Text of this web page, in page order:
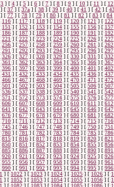
3 ] [4] [5 ] [6 ] [7 ] [8 ] [9 ] [ 10 ] [11 ] [12
[37 ] [37а] [38] [ 39] [40] [41 ] [42 ] [
] [77 ] [ 78 ] [ 79] [ 80 ] [81 ] [ 82 ] [83] [ 84
116] [ 117] [ 118 ] [ 119 ] [ 120] [ 121] [ 122
151] [ 152] [153] [ 154] [155 ] [ 156 ] [ 157
186 ] [ 187] [188 ] [189] [190 ] [ 191 ] [192
221] [222 ] [ 223] [224 ] [ 225] [226] [227
256 ] [257] [258] [ 259 ] [260 ] [ 261] [262
291 ] [ 292] [ 293 ] [294] [295] [296 ] [297
326] [ 327 ] [328 ] [329 ] [ 330] [331] [ 332
361] [ 362] [363] [ 364 ] [365] [366] [367
396 ] [ 397] [398] [399] [400 ] [ 401 ] [402
431 ] [432] [433] [434 ] [ 435] [ 436] [ 437
466 ] [467] [ 468] [469 ] [ 470 ] [471 ] [472
501] [ 502] [503 ] [504] [505 ] [ 506 ] [507
536] [ 537 ] [538 ] [ 539] [ 540 ] [541] [542
571] [ 572] [ 573 ] [574] [575] [576] [ 577
606] [ 607 ] [608] [609] [610 ] [ 611 ] [612
641 ] [642] [643 ] [644] [645] [ 646] [ 647
676] [677] [ 678 ] [679 ] [ 680 ] [681 ] [682
710] [ 711] [712] [ 713] [714] [ 715] [716
745 ] [ 746 ] [747 ] [ 748] [ 749 ] [750] [751
780] [ 781 ] [ 782 ] [783] [784] [785 ] [786
815] [ 816] [817] [818] [819 ] [ 820 ] [821
850 ] [ 851 ] [852 ] [853] [854 ] [ 855 ] [856
885] [886 ] [ 887] [888 ] [ 889 ] [890 ] [891
920] [921 ] [922] [ 923] [924] [ 925] [926
955 ] [956 ] [ 957 ] [958] [ 959] [ 960 ] [961
990] [ 991 ] [ 992 ] [993 ] [ 994] [995] [ 996
] [1022 ] [1023 ] [ 1024] [1025] [1026] [
] [1052 ] [1053 ] [ 1054] [1055] [ 1056] [
] [1082] [1083] [1084 ] [1085] [1086] [